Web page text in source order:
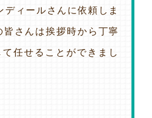
ディールさんに依頼しま
皆さんは挨拶時から丁寧
て任せることができまし